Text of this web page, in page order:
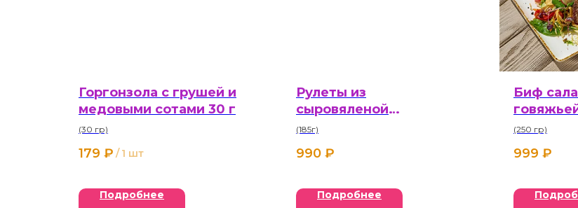
Горгонзола с грушей и
медовыми сотами 30 г
(30 гр)
179 ₽ / 1 шт
Подробнее
Рулеты из
сыровяленой
говядины
(185г)
990 ₽
Подробнее
Биф
(250 гр)
999 ₽